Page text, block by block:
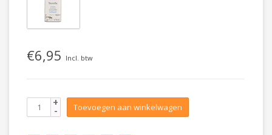
€6,95 Incl. btw
+
- Toevoegen aan winkelwagen